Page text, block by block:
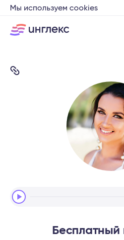
Мы используем cookies
Бесплатный
Audio
Player